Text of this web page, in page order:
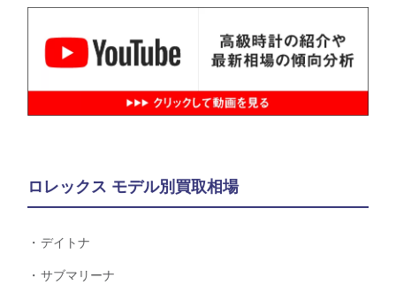
ロレックス モデル別買取相場
デイトナ
サブマリーナ